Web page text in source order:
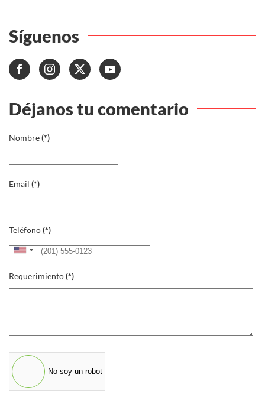
Síguenos
Déjanos tu comentario
Nombre(*)
Email (*)
Teléfono(*)
United
States
+1
Requerimiento(*)
No soy un robot